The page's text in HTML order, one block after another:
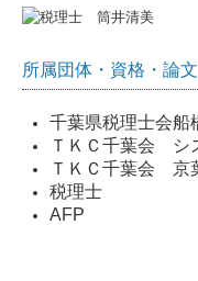
所属団体・資格・論
千葉県税理士会
ＴＫＣ千葉会 シ
ＴＫＣ千葉会 京
税理士
AFP